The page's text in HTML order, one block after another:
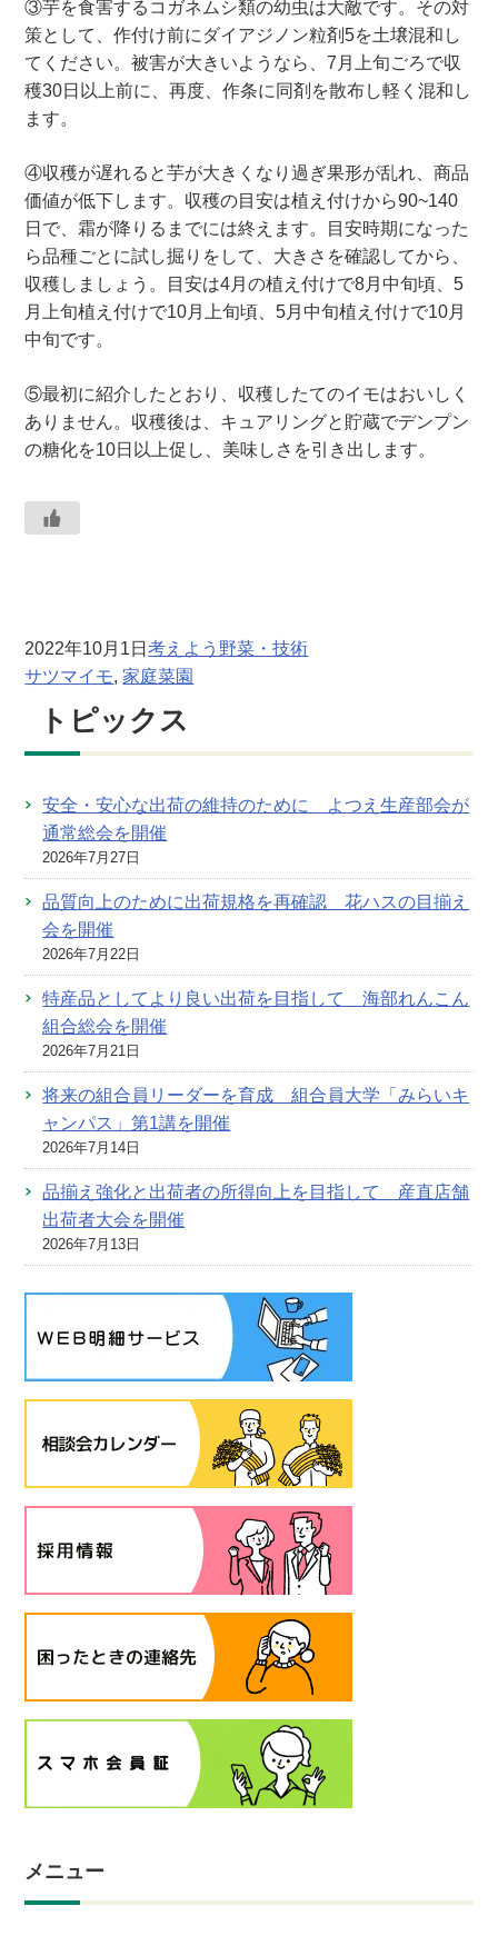
③芋を食害するコガネムシ類の幼虫は大敵です。その対
策として、作付け前にダイアジノン粒剤5を土壌混和し
てください。被害が大きいようなら、7月上旬ごろで収
穫30日以上前に、再度、作条に同剤を散布し軽く混和し
ます。
④収穫が遅れると芋が大きくなり過ぎ果形が乱れ、商品
価値が低下します。収穫の目安は植え付けから90~140
日で、霜が降りるまでには終えます。目安時期になった
ら品種ごとに試し掘りをして、大きさを確認してから、
収穫しましょう。目安は4月の植え付けで8月中旬頃、5
月上旬植え付けで10月上旬頃、5月中旬植え付けで10月
中旬です。
⑤最初に紹介したとおり、収穫したてのイモはおいしく
ありません。収穫後は、キュアリングと貯蔵でデンプン
の糖化を10日以上促し、美味しさを引き出します。
2022年10月1日考えよう野菜・技術
サツマイモ, 家庭菜園
トピックス
安全・安心な出荷の維持のために よつえ生産部会が
通常総会を開催
2026年7月27日
品質向上のために出荷規格を再確認 花ハスの目揃え
会を開催
2026年7月22日
特産品としてより良い出荷を目指して 海部れんこん
組合総会を開催
2026年7月21日
将来の組合員リーダーを育成 組合員大学「みらいキ
ャンパス」第1講を開催
2026年7月14日
品揃え強化と出荷者の所得向上を目指して 産直店舗
出荷者大会を開催
2026年7月13日
メニュー